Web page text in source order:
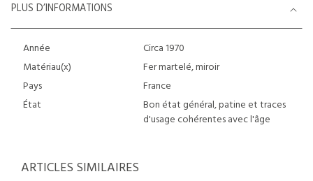
PLUS D’INFORMATIONS
Année
Circa 1970
Matériau(x)
Fer martelé, miroir
Pays
France
État
Bon état général, patine et traces
d'usage cohérentes avec l'âge
ARTICLES SIMILAIRES